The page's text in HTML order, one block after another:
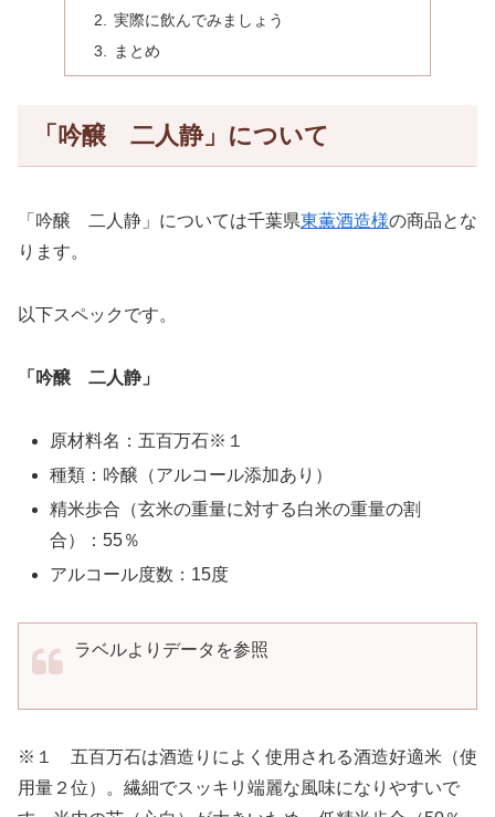
実際に飲んでみましょう
まとめ
「吟醸 二人静」について
「吟醸 二人静」については千葉県東薫酒造様の商品とな
ります。
以下スペックです。
「吟醸 二人静」
原材料名：五百万石※１
種類：吟醸（アルコール添加あり）
精米歩合（玄米の重量に対する白米の重量の割
合）：55％
アルコール度数：15度
ラベルよりデータを参照
※１ 五百万石は酒造りによく使用される酒造好適米（使
用量２位）。繊細でスッキリ端麗な風味になりやすいで